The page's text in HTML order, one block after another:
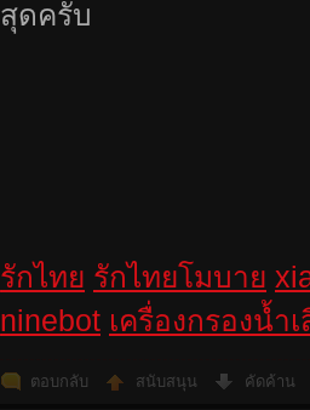
สุดครับ
รักไทย รักไทยโมบาย
ninebot เครื่องกรองน้ำ
ตอบกลับ สนับสนุน คัดค้าน